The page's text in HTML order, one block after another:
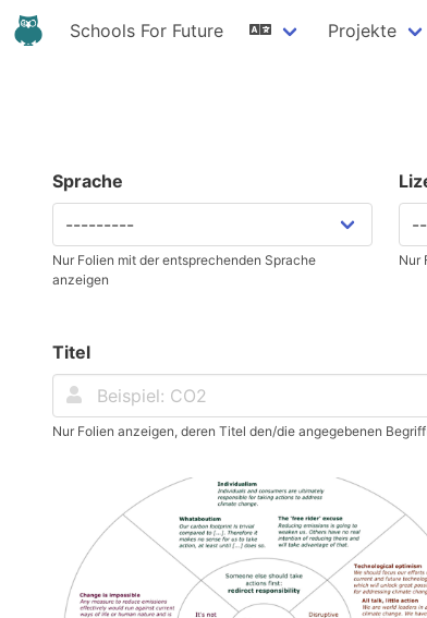
Schools For Future Projekte
Sprache
Nur Folien mit der entsprechenden Sprache
anzeigen
Nur
Titel
Nur Folien anzeigen, deren Titel den/die angegebenen